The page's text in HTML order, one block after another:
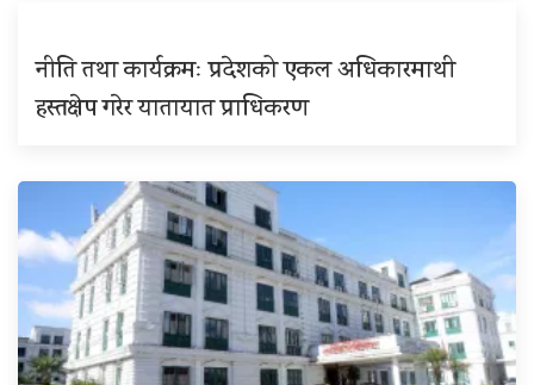
नीति तथा कार्यक्रमः प्रदेशको एकल अधिकारमाथी
हस्तक्षेप गरेर यातायात प्राधिकरण